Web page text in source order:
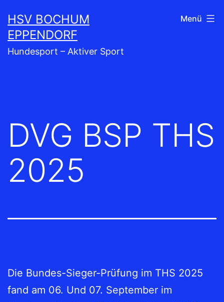
Inhalt
springen
HSV BOCHUM
EPPENDORF
Hundesport – Aktiver Sport
Menü
DVG BSP THS
2025
Die Bundes-Sieger-Prüfung im THS 2025
fand am 06. Und 07. September im